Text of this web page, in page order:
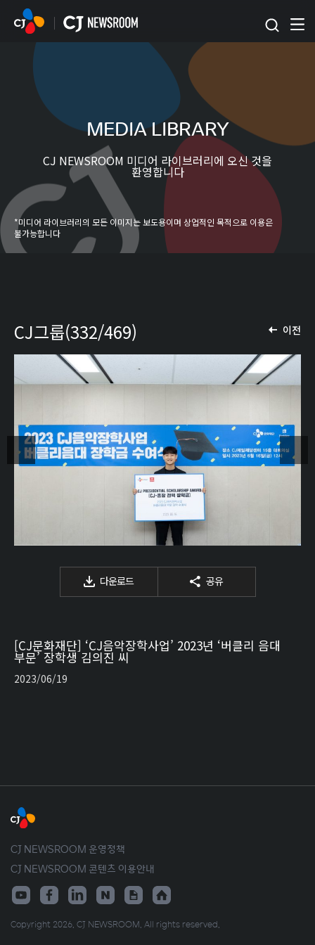
본문 바로가기
MEDIA LIBRARY
CJ NEWSROOM 미디어 라이브러리에 오신 것을
환영합니다
*미디어 라이브러리의 모든 이미지는 보도용이며 상업적인 목적으로 이용은
불가능합니다
이전
CJ그룹(332/469)
다운로드 공유
[CJ문화재단] ‘CJ음악장학사업’ 2023년 ‘버클리 음대
부문’ 장학생 김의진 씨
2023/06/19
CJ NEWSROOM 운영정책
CJ NEWSROOM 콘텐츠 이용안내
Copyright 2026. CJ NEWSROOM. All rights reserved.